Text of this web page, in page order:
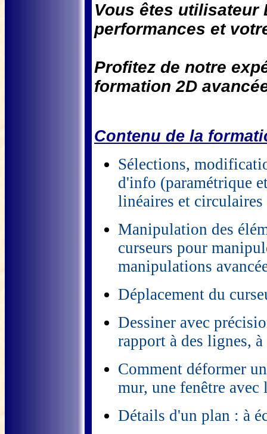
Vous êtes utilisateur
performances et
Profitez de notre
formation 2D
Contenu de la
Sélections,
d'info (paramétrique
linéaires et circulaires
Manipulation des
curseurs pour
manipulations
Déplacement du
Dessiner avec
rapport à des lignes,
Comment déformer
mur, une fenêtre
Détails d'un plan : à